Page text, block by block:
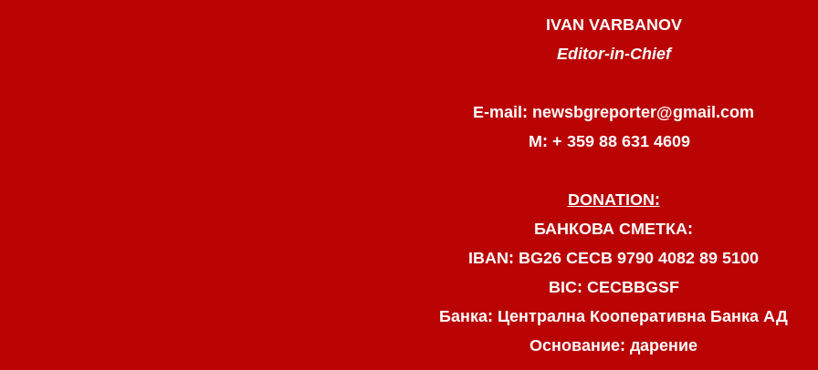
IVAN VARBANOV
Editor-in-Chief
E-mail: newsbgreporter@gmail.com
М: + 359 88 631 4609
DONATION:
БАНКОВА СМЕТКА:
IBAN: BG26 CECB 9790 4082 89 5100
BIC: CECBBGSF
Банка: Централна Кооперативна Банка АД
Основание: дарение